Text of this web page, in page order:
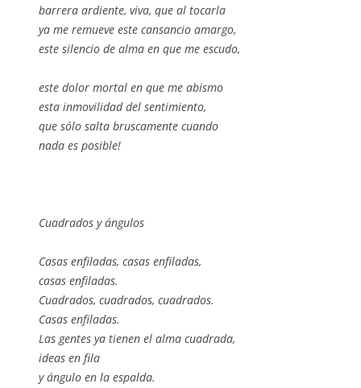
barrera ardiente, viva, que al tocarla
ya me remueve este cansancio amargo,
este silencio de alma en que me escudo,
este dolor mortal en que me abismo
esta inmovilidad del sentimiento,
que sólo salta bruscamente cuando
nada es posible!
Cuadrados y ángulos
Casas enfiladas, casas enfiladas,
casas enfiladas.
Cuadrados, cuadrados, cuadrados.
Casas enfiladas.
Las gentes ya tienen el alma cuadrada,
ideas en fila
y ángulo en la espalda.